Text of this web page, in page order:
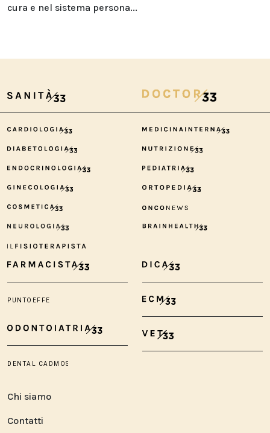
cura e nel sistema persona...
Chi siamo
Contatti